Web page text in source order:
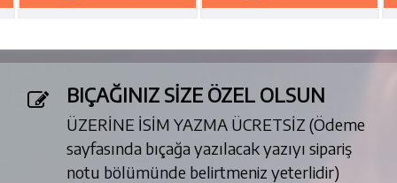
BIÇAĞINIZ SİZE ÖZEL OLSUN
ÜZERİNE İSİM YAZMA ÜCRETSİZ (Ödeme
sayfasında bıçağa yazılacak yazıyı sipariş
notu bölümünde belirtmeniz yeterlidir)